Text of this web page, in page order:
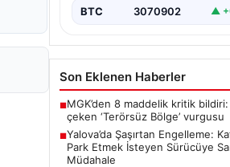
BTC 3070902 ▲
Son Eklenen Haberler
■MGK’den 8 maddelik kritik
çeken ‘Terörsüz Bölge’ vurgusu
■Yalova’da Şaşırtan Engelleme:
Park Etmek İsteyen Sürücüye
Müdahale